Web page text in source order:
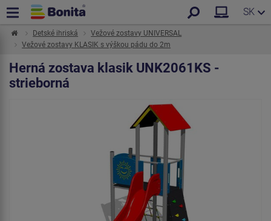
SK
Detské ihriská
Vežové zostavy UNIVERSAL
Vežové zostavy KLASIK s výškou pádu do 2m
Herná zostava klasik UNK2061KS -
strieborná